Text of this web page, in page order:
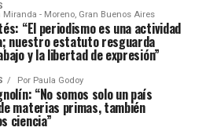
Miranda - Moreno, Gran Buenos Aires
“El periodismo es una actividad
nuestro estatuto resguarda
y la libertad de expresión”
Por Paula Godoy
“No somos solo un país
materias primas, también
ciencia”